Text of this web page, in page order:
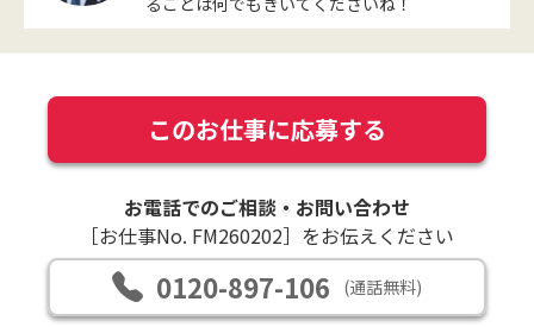
このお仕事に応募する
お電話でのご相談・お問い合わせ
［お仕事No. FM260202］をお伝えください
0120-897-106 (通話無料)